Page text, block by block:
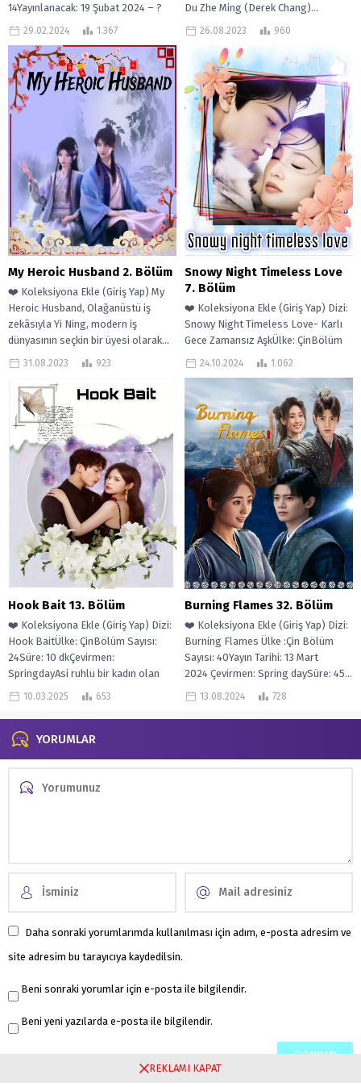
14Yayınlanacak: 19 Şubat 2024 – ?
Yayın Tarihi Pazartesi, Salı Beauty...
29.02.2024 1.367
Du Zhe Ming (Derek Chang)...
26.08.2023 960
My Heroic Husband 2. Bölüm
❤️ Koleksiyona Ekle (Giriş Yap) My
Heroic Husband, Olağanüstü iş
zekâsıyla Yi Ning, modern iş
dünyasının seçkin bir üyesi olarak...
31.08.2023 923
Snowy Night Timeless Love
7. Bölüm
❤️ Koleksiyona Ekle (Giriş Yap) Dizi:
Snowy Night Timeless Love- Karlı
Gece Zamansız AşkÜlke: ÇinBölüm
Sayısı: 32Çevirmen: Spring daySınır
24.10.2024 1.062
Hook Bait 13. Bölüm
❤️ Koleksiyona Ekle (Giriş Yap) Dizi:
Hook BaitÜlke: ÇinBölüm Sayısı:
24Süre: 10 dkÇevirmen:
SpringdayAsi ruhlu bir kadın olan
Cheng Yu,...
10.03.2025 653
Burning Flames 32. Bölüm
❤️ Koleksiyona Ekle (Giriş Yap) Dizi:
Burning Flames Ülke :Çin Bölüm
Sayısı: 40Yayın Tarihi: 13 Mart
2024 Çevirmen: Spring daySüre: 45...
13.08.2024 728
YORUMLAR
Daha sonraki yorumlarımda kullanılması için adım, e-posta adresim ve
site adresim bu tarayıcıya kaydedilsin.
Beni sonraki yorumlar için e-posta ile bilgilendir.
Beni yeni yazılarda e-posta ile bilgilendir.
REKLAMI KAPAT